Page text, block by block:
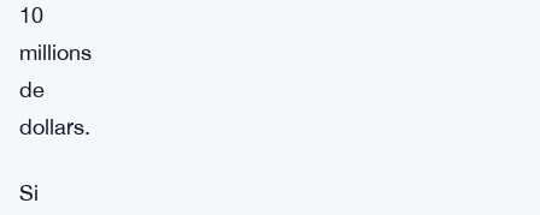
10
millions
de
dollars.
Si